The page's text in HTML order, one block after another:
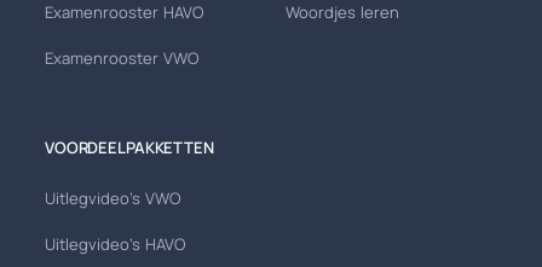
Examenrooster HAVO
Examenrooster VWO
Woordjes leren
VOORDEELPAKKETTEN
Uitlegvideo's VWO
Uitlegvideo's HAVO